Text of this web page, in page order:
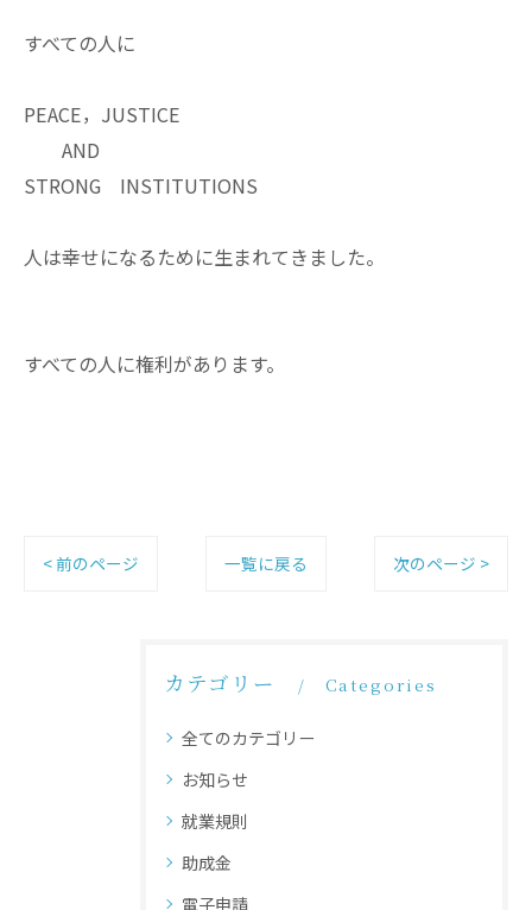
すべての人に
PEACE，JUSTICE
AND
STRONG INSTITUTIONS
人は幸せになるために生まれてきました。
すべての人に権利があります。
< 前のページ 一覧に戻る 次のページ >
カテゴリー Categories
全てのカテゴリー
お知らせ
就業規則
助成金
電子申請